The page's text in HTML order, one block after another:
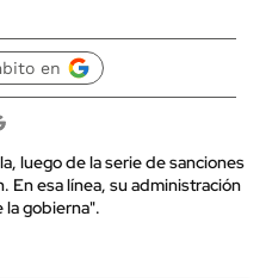
en
luego de la serie de sanciones
En esa línea, su administración
la gobierna".